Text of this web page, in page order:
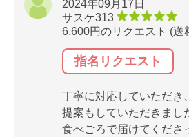
2024年09月17日
サスケ313
6,600円のリクエスト (送
指名リクエスト
丁寧に対応していただき
提案もしていただきまし
食べごろで届けてくださ